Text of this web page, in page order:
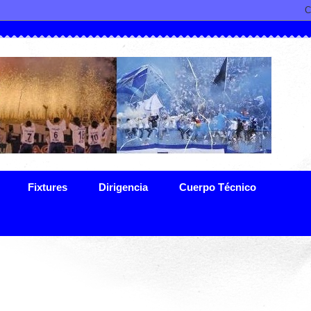
Fixtures Dirigencia Cuerpo Técnico